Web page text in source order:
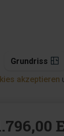
akzeptieren
Grundriss